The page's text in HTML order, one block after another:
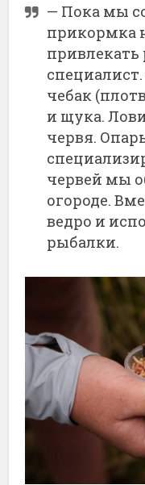
— Пока мы
прикормка
специалист.
чебак
и щука.
червя.
червей мы
огороде.
ведро и
рыбалки.